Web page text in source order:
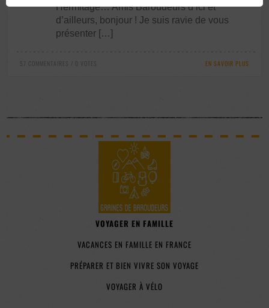
Hermitage… Amis Baroudeurs d’ici et
d’ailleurs, bonjour ! Je suis ravie de vous
présenter […]
57 COMMENTAIRES / 0 VOTES EN SAVOIR PLUS
VOYAGER EN FAMILLE
VACANCES EN FAMILLE EN FRANCE
PRÉPARER ET BIEN VIVRE SON VOYAGE
VOYAGER À VÉLO